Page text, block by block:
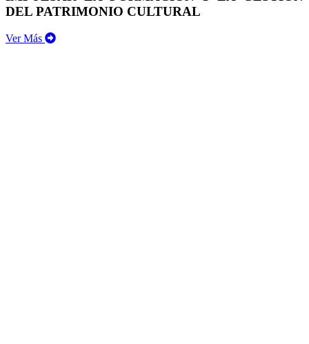
DEL PATRIMONIO CULTURAL
Ver Más